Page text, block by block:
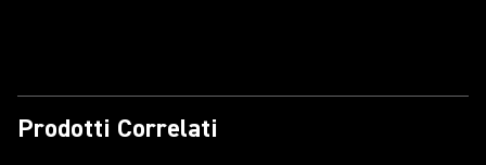
Prodotti Correlati